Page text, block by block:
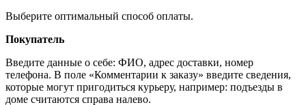
Выберите оптимальный способ оплаты.
Покупатель
Введите данные о себе: ФИО, адрес доставки, номер
телефона. В поле «Комментарии к заказу» введите сведения,
которые могут пригодиться курьеру, например: подъезды в
доме считаются справа налево.